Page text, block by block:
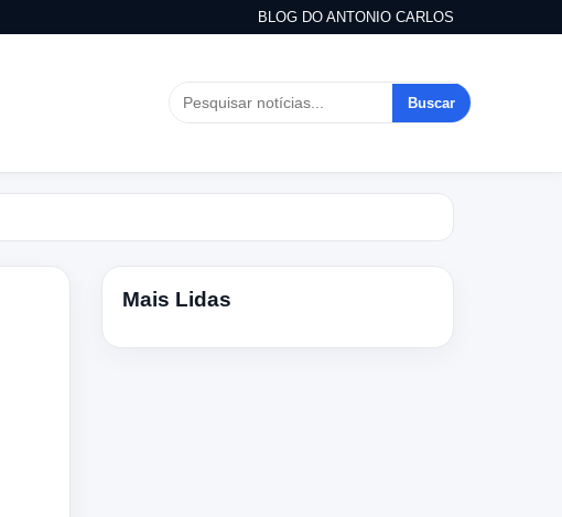
BLOG DO ANTONIO CARLOS
Buscar
Mais Lidas